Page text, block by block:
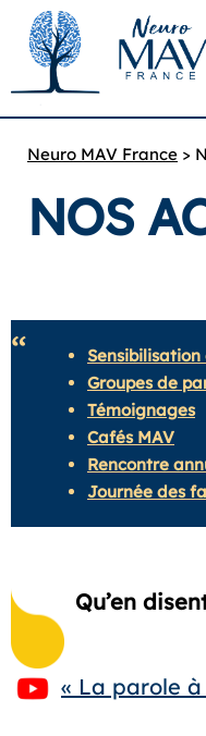
Neuro MAV France >
NOS
Groupes de
Témoignages
Cafés MAV
Rencontre
Journée des
Qu’en
« La parole